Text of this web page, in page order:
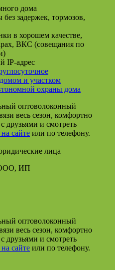
дома
задержек, тормозов,
в хорошем качестве,
ВКС (совещания по
IP-адрес
и участком
охраны дома
оптоволоконный
весь сезон, комфортно
друзьями и смотреть
на сайте или по телефону.
лица
ООО, ИП
оптоволоконный
весь сезон, комфортно
друзьями и смотреть
на сайте или по телефону.